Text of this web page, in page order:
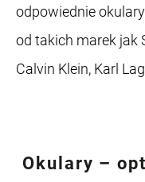
odpowiednie
od takich marek jak
Calvin Klein, Karl
Okulary –